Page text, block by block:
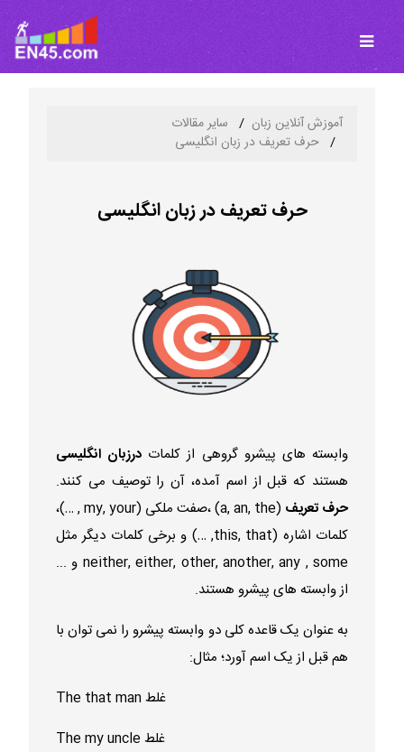
آموزش آنلاین زبان
سایر مقالات
حرف تعریف در زبان انگلیسی
حرف تعریف در زبان انگلیسی
وابسته های پیشرو گروهی از کلمات درزبان انگلیسی
هستند که قبل از اسم آمده، آن را توصیف می کنند.
حرف تعریف
(a, an, the) ،صفت ملکی (my, your , …)،
کلمات اشاره (this, that, …) و برخی کلمات دیگر مثل
neither, either, other, another, any , some و ...
از وابسته های پیشرو هستند.
به عنوان یک قاعده کلی دو وابسته پیشرو را نمی توان با
هم قبل از یک اسم آورد؛ مثال:
The that man غلط
The my uncle غلط